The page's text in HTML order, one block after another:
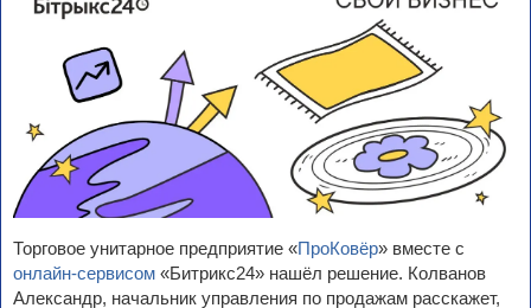
Торговое унитарное предприятие «ПроКовёр» вместе с
онлайн-сервисом «Битрикс24» нашёл решение. Колванов
Александр, начальник управления по продажам расскажет,